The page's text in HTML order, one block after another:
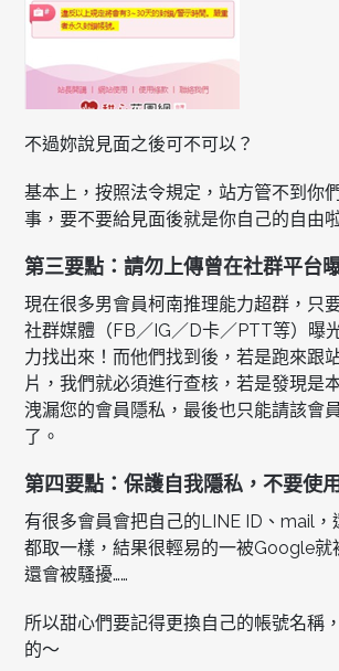
不過妳說見面之後可不可以？
基本上，按照法令規定，站方管不到你
事，要不要給見面後就是你自己的自由啦
第三要點：請勿上傳曾在社群平台
現在很多男會員柯南推理能力超群，只
社群媒體（FB／IG／D卡／PTT等）曝
力找出來！而他們找到後，若是跑來跟
片，我們就必須進行查核，若是發現是
洩漏您的會員隱私，最後也只能請該會
了。
第四要點：保護自我隱私，不要使
有很多會員會把自己的LINE ID、mail，
都取一樣，結果很輕易的一被Google就
還會被騷擾……
所以甜心們要記得更換自己的帳號名稱
的～